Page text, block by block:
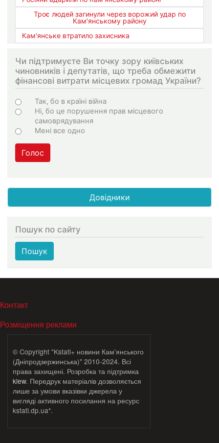
Троє людей загинули через ворожий удар по
Кам'янському району
Кам'янське втратило захисника
Чи підтримуєте Ви точку зору київських
чиновників і депутатів, що треба обмежити
фінансові витрати місцевих громад України?
Choices
Так, бо в країні війна
Ні, бо це порушення прав місцевого
самоврядування
Мені все одно
Голос
Довідники
Пошук по сайту
Пошук
МЕНЮ В ПОДВАЛЕ
Контакт
Розміщення реклами
© Copyright "Kstati+ новини Кам'янського
(Дніпродзержинська)" 2010-2024. Всі
права захищені. Розробка та підтримка
klew. Передрук матеріалів дозволяється
лише за умови вказівки джерела у
вигляді активного посилання на ресурс
kstati.dp.ua*.